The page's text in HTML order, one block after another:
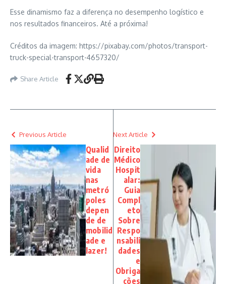
Esse dinamismo faz a diferença no desempenho logístico e
nos resultados financeiros. Até a próxima!
Créditos da imagem: https://pixabay.com/photos/transport-
truck-special-transport-4657320/
Share Article
Previous Article
Qualid
ade de
vida
nas
metró
poles
depen
de de
mobilid
ade e
lazer!
Next Article
Direito
Médico
Hospit
alar:
Guia
Compl
eto
Sobre
Respo
nsabili
dades
e
Obriga
ções